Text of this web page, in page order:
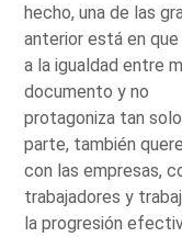
hecho, una de las
anterior está en
a la igualdad entre
documento y no
protagoniza tan
parte, también
con las empresas,
trabajadores y
la progresión